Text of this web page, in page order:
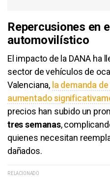
Repercusiones en
automovilístico
El impacto de la DANA ha
sector de vehículos de
Valenciana, la demanda
aumentado
precios han subido un
tres semanas,
quienes necesitan
dañados.
RELACIONADO